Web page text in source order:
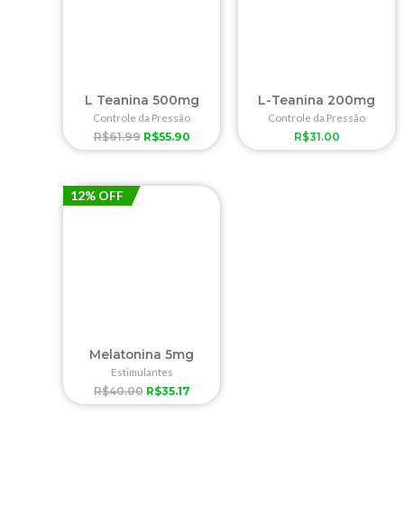
L Teanina 500mg
Controle da Pressão
R$61.99 R$55.90
L-Teanina 200mg
Controle da Pressão
R$31.00
12% OFF
Melatonina 5mg
Estimulantes
R$40.00 R$35.17